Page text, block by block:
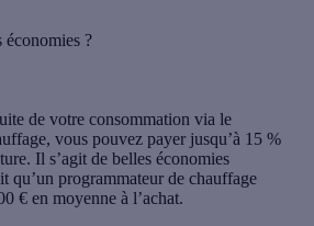
?
de votre consommation via le
, vous pouvez payer jusqu’à 15 %
Il s’agit de belles économies
qu’un programmateur de chauffage
€ en moyenne à l’achat.